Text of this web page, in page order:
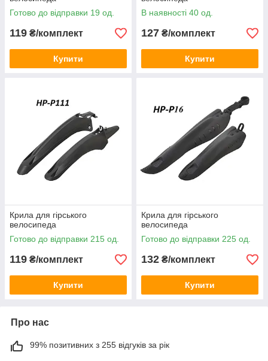
Готово до відправки 19 од.
119 ₴/комплект
Купити
В наявності 40 од.
127 ₴/комплект
Купити
Крила для гірського
велосипеда
Готово до відправки 215 од.
119 ₴/комплект
Купити
Крила для гірського
велосипеда
Готово до відправки 225 од.
132 ₴/комплект
Купити
Про нас
99% позитивних з 255 відгуків за рік